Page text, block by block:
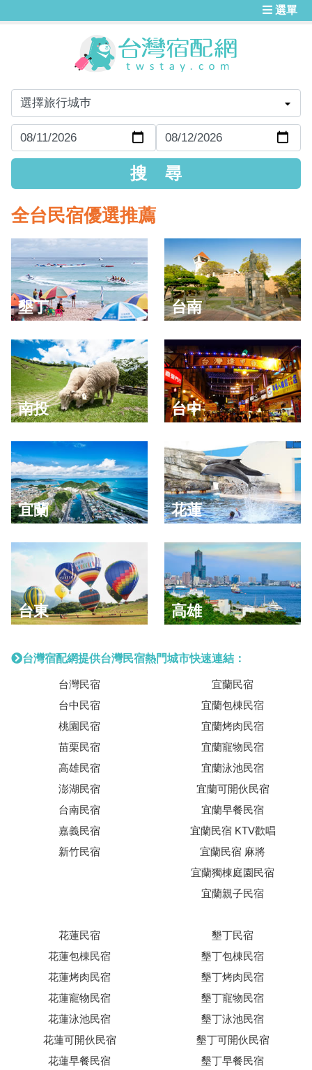
選單
全台民宿優選推薦
墾丁 台南
南投 台中
宜蘭 花蓮
台東 高雄
台灣宿配網提供台灣民宿熱門城市快速連結：
台灣民宿
台中民宿
桃園民宿
苗栗民宿
高雄民宿
澎湖民宿
台南民宿
嘉義民宿
新竹民宿
宜蘭民宿
宜蘭包棟民宿
宜蘭烤肉民宿
宜蘭寵物民宿
宜蘭泳池民宿
宜蘭可開伙民宿
宜蘭早餐民宿
宜蘭民宿 KTV歡唱
宜蘭民宿 麻將
宜蘭獨棟庭園民宿
宜蘭親子民宿
花蓮民宿
花蓮包棟民宿
花蓮烤肉民宿
花蓮寵物民宿
花蓮泳池民宿
花蓮可開伙民宿
花蓮早餐民宿
墾丁民宿
墾丁包棟民宿
墾丁烤肉民宿
墾丁寵物民宿
墾丁泳池民宿
墾丁可開伙民宿
墾丁早餐民宿